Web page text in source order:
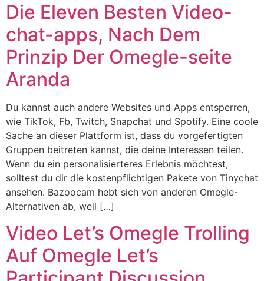
Die Eleven Besten Video-
chat-apps, Nach Dem
Prinzip Der Omegle-seite
Aranda
Du kannst auch andere Websites und Apps entsperren,
wie TikTok, Fb, Twitch, Snapchat und Spotify. Eine coole
Sache an dieser Plattform ist, dass du vorgefertigten
Gruppen beitreten kannst, die deine Interessen teilen.
Wenn du ein personalisierteres Erlebnis möchtest,
solltest du dir die kostenpflichtigen Pakete von Tinychat
ansehen. Bazoocam hebt sich von anderen Omegle-
Alternativen ab, weil […]
Video Let’s Omegle Trolling
Auf Omegle Let’s